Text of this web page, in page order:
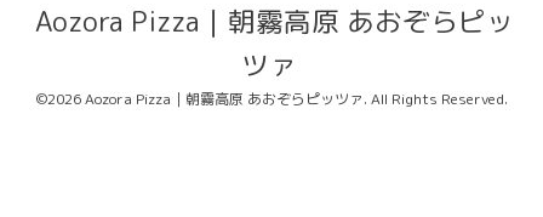
Aozora Pizza｜朝霧高原 あおぞらピッ
ツァ
©2026Aozora Pizza｜朝霧高原 あおぞらピッツァ. All Rights Reserved.